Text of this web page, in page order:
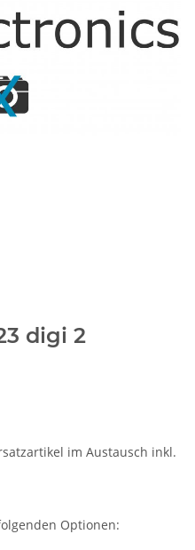
digi 2
im Austausch inkl.
Optionen: